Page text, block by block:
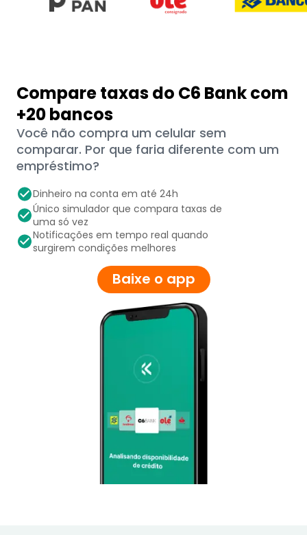
Compare taxas do C6 Bank com
+20 bancos
Você não compra um celular sem
comparar. Por que faria diferente com um
empréstimo?
Dinheiro na conta em até 24h
Único simulador que compara taxas de
uma só vez
Notificações em tempo real quando
surgirem condições melhores
Baixe o app